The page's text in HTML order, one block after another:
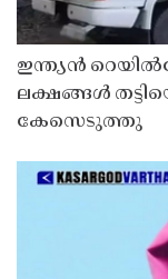
ഇന്ത്യൻ
ലക്ഷങ്ങൾ
കേസെടുത്തു